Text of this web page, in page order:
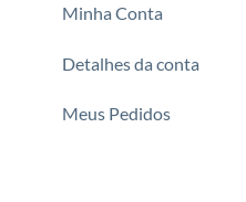
Minha Conta
Detalhes da conta
Meus Pedidos